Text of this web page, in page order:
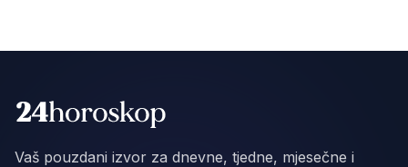
Vaš pouzdani izvor za dnevne, tjedne, mjesečne i